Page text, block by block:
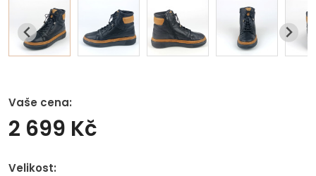
Vaše cena:
2 699 Kč
Velikost: